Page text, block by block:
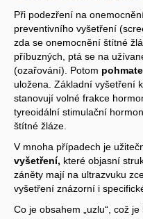
Při podezření na
preventivního vyšetření
zda se onemocnění štítné
příbuzných, ptá se na
(ozařování). Potom
uložena. Základní vyšetření
stanovují volné frakce
tyreoidální stimulační
štítné žláze.
V mnoha případech je
vyšetření, které objasní
záněty mají na ultrazvuku
vyšetření znázorní i
Co je obsahem „uzlu“, což